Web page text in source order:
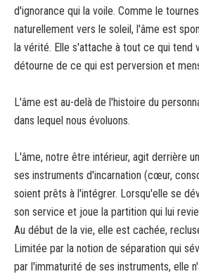
d'ignorance qui la voile. Comme le
naturellement vers le soleil, l'âme est
la vérité. Elle s'attache à tout ce qui tend
détourne de ce qui est perversion et
L'âme est au-delà de l'histoire du
dans lequel nous évoluons.
L'âme, notre être intérieur, agit derrière
ses instruments d'incarnation (cœur,
soient prêts à l'intégrer. Lorsqu'elle se
son service et joue la partition qui lui
Au début de la vie, elle est cachée,
Limitée par la notion de séparation qui
par l'immaturité de ses instruments, elle